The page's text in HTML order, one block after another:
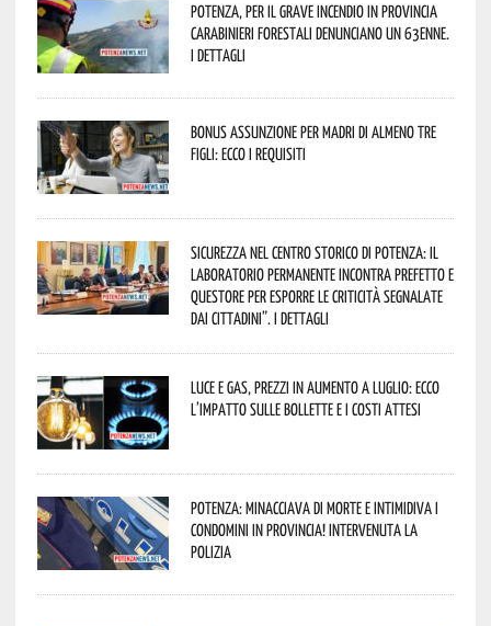
Potenza, per il grave incendio in Provincia
Carabinieri forestali denunciano un 63enne.
I dettagli
Bonus assunzione per madri di almeno tre
figli: ecco i requisiti
Sicurezza nel Centro Storico di Potenza: il
Laboratorio Permanente incontra Prefetto e
Questore per esporre le criticità segnalate
dai cittadini”. I dettagli
Luce e gas, prezzi in aumento a luglio: ecco
l’impatto sulle bollette e i costi attesi
Potenza: minacciava di morte e intimidiva i
condomini in provincia! Intervenuta la
Polizia